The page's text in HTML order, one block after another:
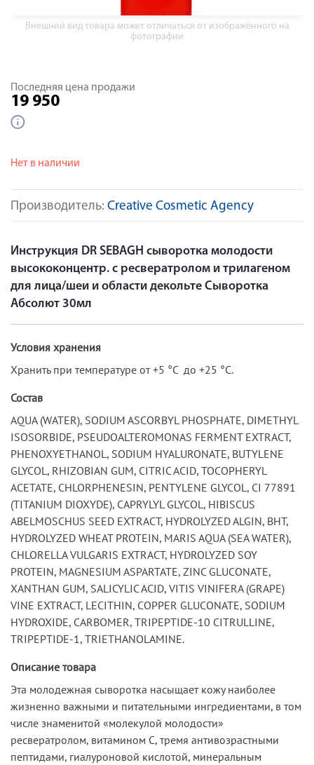
Внешний вид товара может отличаться от изображённого на
фотографии
Производитель: Creative Cosmetic Agency
Последняя цена продажи
19 950
Нет в наличии
Инструкция DR SEBAGH сыворотка молодости
высококонцентр. с ресвератролом и трилагеном
для лица/шеи и области декольте Сыворотка
Абсолют 30мл
Условия хранения
Хранить при температуре от +5 °C до +25 °C.
Состав
AQUA (WATER), SODIUM ASCORBYL PHOSPHATE, DIMETHYL
ISOSORBIDE, PSEUDOALTEROMONAS FERMENT EXTRACT,
PHENOXYETHANOL, SODIUM HYALURONATE, BUTYLENE
GLYCOL, RHIZOBIAN GUM, CITRIC ACID, TOCOPHERYL
ACETATE, CHLORPHENESIN, PENTYLENE GLYCOL, CI 77891
(TITANIUM DIOXYDE), CAPRYLYL GLYCOL, HIBISCUS
ABELMOSCHUS SEED EXTRACT, HYDROLYZED ALGIN, BHT,
HYDROLYZED WHEAT PROTEIN, MARIS AQUA (SEA WATER),
CHLORELLA VULGARIS EXTRACT, HYDROLYZED SOY
PROTEIN, MAGNESIUM ASPARTATE, ZINC GLUCONATE,
XANTHAN GUM, SALICYLIC ACID, VITIS VINIFERA (GRAPE)
VINE EXTRACT, LECITHIN, COPPER GLUCONATE, SODIUM
HYDROXIDE, CARBOMER, TRIPEPTIDE-10 CITRULLINE,
TRIPEPTIDE-1, TRIETHANOLAMINE.
Описание товара
Эта молодежная сыворотка насыщает кожу наиболее
жизненно важными и питательными ингредиентами, в том
числе знаменитой «молекулой молодости»
ресвератролом, витамином С, тремя антивозрастными
пептидами, гиалуроновой кислотой, минеральным